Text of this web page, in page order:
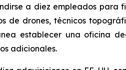
a diez empleados para
de drones, técnicos
establecer una oficina
adicionales.